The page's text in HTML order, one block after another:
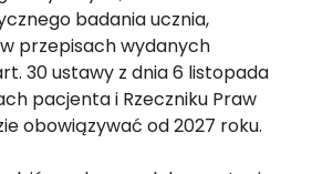
badania ucznia,
przepisach wydanych
30 ustawy z dnia 6 listopada
pacjenta i Rzeczniku Praw
obowiązywać od 2027 roku.